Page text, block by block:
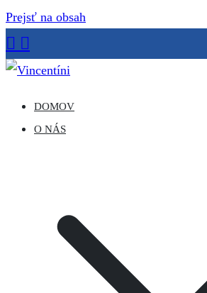
Prejsť na obsah
Vincentíni
Misijná spoločnosť sv. Vincenta de Paul
DOMOV
O NÁS